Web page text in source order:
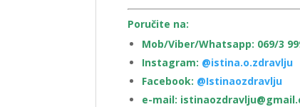
Poručite na:
Mob/Viber/Whatsapp: 069/3
Instagram: @istina.o.zdravlju
Facebook: @Istinaozdravlju
e-mail: